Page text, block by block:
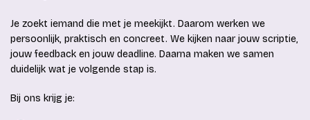
Je zoekt iemand die met je meekijkt. Daarom werken we
persoonlijk, praktisch en concreet. We kijken naar jouw scriptie,
jouw feedback en jouw deadline. Daarna maken we samen
duidelijk wat je volgende stap is.
Bij ons krijg je: